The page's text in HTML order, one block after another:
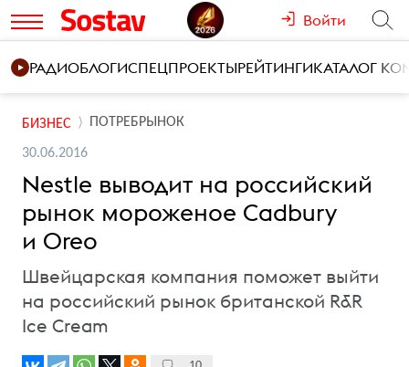
Войти
РАДИОБЛОГИСПЕЦПРОЕКТЫРЕЙТИНГИКАТАЛОГ
БИЗНЕС ПОТРЕБРЫНОК
30.06.2016
Nestle выводит на российский
рынок мороженое Cadbury
и Oreo
Швейцарская компания поможет выйти
на российский рынок британской R&R
Ice Cream